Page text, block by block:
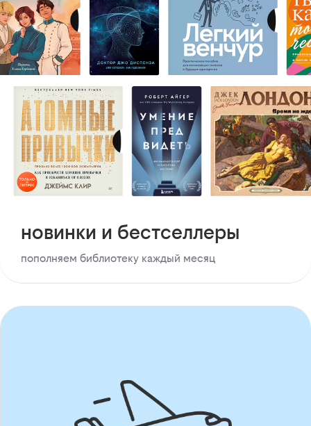
новинки и бестселлеры
пополняем библиотеку каждый месяц